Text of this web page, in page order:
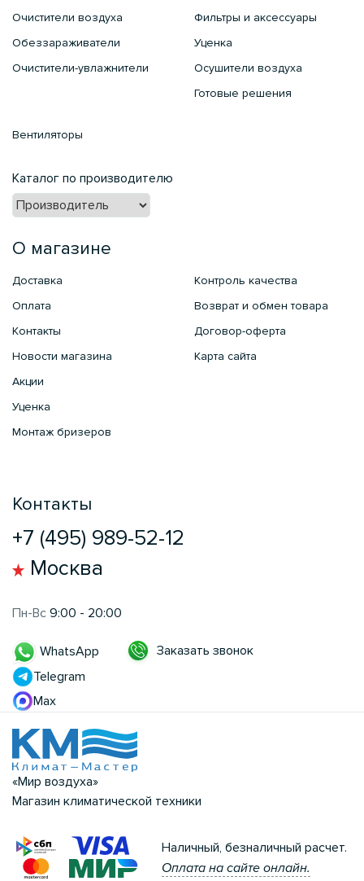
Очистители воздуха
Обеззараживатели
Очистители-увлажнители
Фильтры и аксессуары
Уценка
Осушители воздуха
Готовые решения
Вентиляторы
Каталог по производителю
О магазине
Доставка
Оплата
Контакты
Новости магазина
Акции
Уценка
Монтаж бризеров
Контроль качества
Возврат и обмен товара
Договор-оферта
Карта сайта
Контакты
+7 (495) 989-52-12
Москва
Пн-Вс 9:00 - 20:00
WhatsApp
Telegram
Max
Заказать звонок
«Мир воздуха»
Магазин климатической техники
Наличный, безналичный расчет.
Оплата на сайте онлайн.